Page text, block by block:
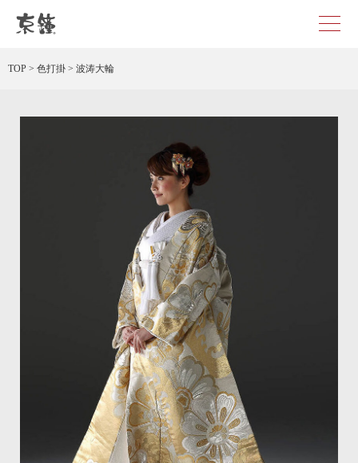
TOP > 色打掛 > 波涛大輪